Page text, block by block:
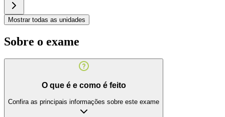
Mostrar todas as unidades
Sobre o exame
O que é e como é feito
Confira as principais informações sobre este exame